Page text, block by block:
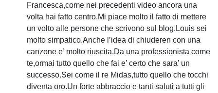
Francesca,come nei precedenti video ancora una
volta hai fatto centro.Mi piace molto il fatto di mettere
un volto alle persone che scrivono sul blog.Louis sei
molto simpatico.Anche l’idea di chiuderen con una
canzone e’ molto riuscita.Da una professionista come
te,ormai tutto quello che fai e’ certo che sara’ un
successo.Sei come il re Midas,tutto quello che tocchi
diventa oro.Un forte abbraccio e tanti saluti a tutti gli